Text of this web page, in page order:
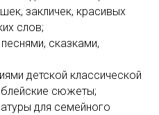
закличек, красивых
слов;
сказками,
детской классической
сюжеты;
для семейного